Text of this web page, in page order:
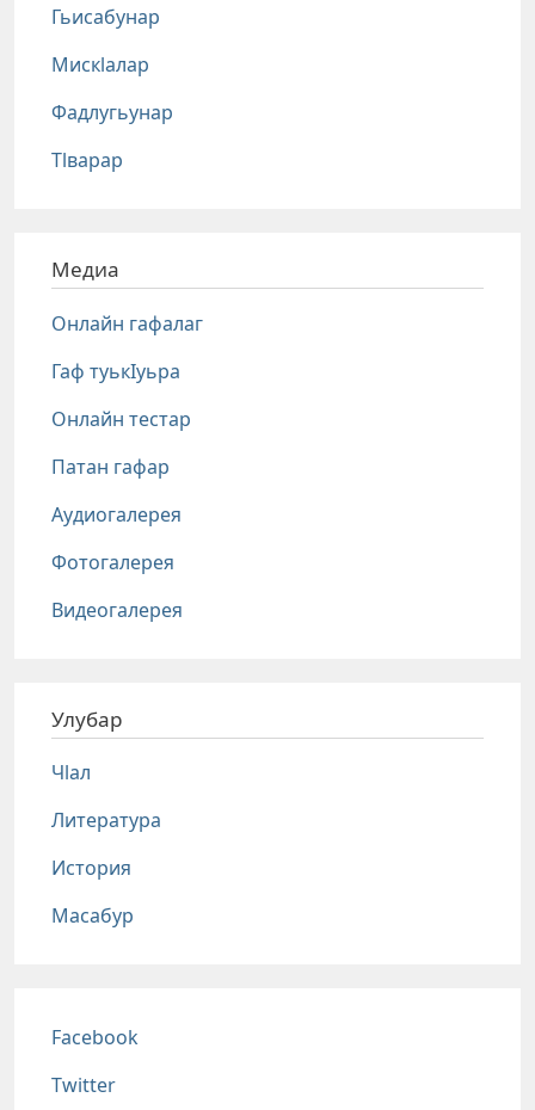
Гьисабунар
Мискlалар
Фадлугьунар
Тlварар
Медиа
Онлайн гафалаг
Гаф туькIуьра
Онлайн тестар
Патан гафар
Аудиогалерея
Фотогалерея
Видеогалерея
Улубар
Чlал
Литература
История
Масабур
Соц сети
Facebook
Twitter